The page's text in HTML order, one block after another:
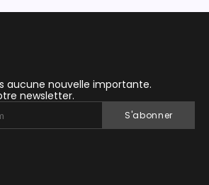
aucune nouvelle importante.
newsletter.
S'abonner